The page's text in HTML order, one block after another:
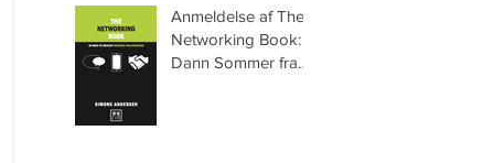
Anmeldelse af The
Networking Book:
Dann Sommer fra